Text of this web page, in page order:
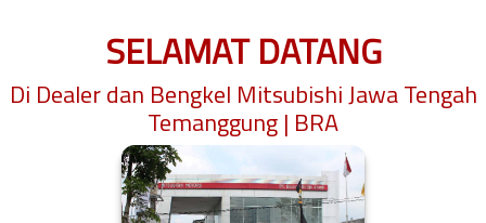
SELAMAT DATANG
Di Dealer dan Bengkel Mitsubishi Jawa Tengah
Temanggung | BRA